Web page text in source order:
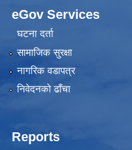
eGov Services
घटना दर्ता
सामाजिक सुरक्षा
नागरिक वडापत्र
निवेदनकाे ढाँचा
Reports